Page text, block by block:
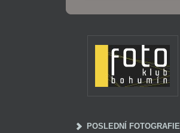
POSLEDNÍ FOTOGRAFIE